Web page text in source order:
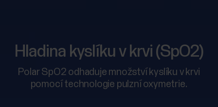
Hladina kyslíku v krvi (SpO2)
Polar SpO2 odhaduje množství kyslíku v krvi
pomocí technologie pulzní oxymetrie.